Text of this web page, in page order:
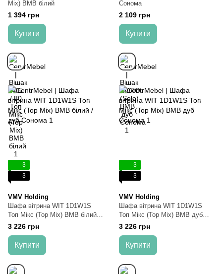
Mix) ВМВ білий
1 394 грн
Купити
Сонома
2 109 грн
Купити
3
3
VMV Holding
Шафа вітрина WIT 1D1W1S
Топ Мікс (Top Mix) ВМВ білий /
дуб Сонома
3 226 грн
Купити
3
3
VMV Holding
Шафа вітрина WIT 1D1W1S
Топ Мікс (Top Mix) ВМВ дуб
Сонома
3 226 грн
Купити